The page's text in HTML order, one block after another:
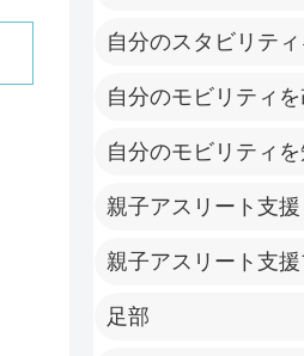
自分のスタビリテ
自分のモビリティ
自分のモビリティを
親子アスリート支援
親子アスリート支
足部